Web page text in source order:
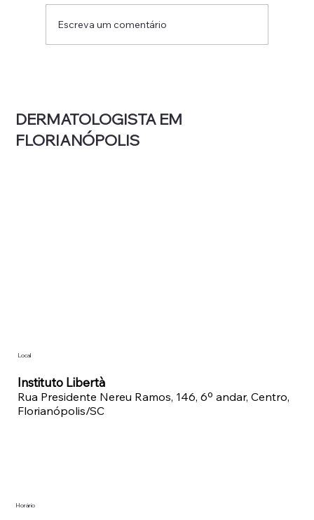
Escreva um comentário
Local
Instituto Libertà
Rua Presidente Nereu Ramos, 146, 6º andar, Centro,
Florianópolis/SC
Horário
DERMATOLOGISTA EM
FLORIANÓPOLIS